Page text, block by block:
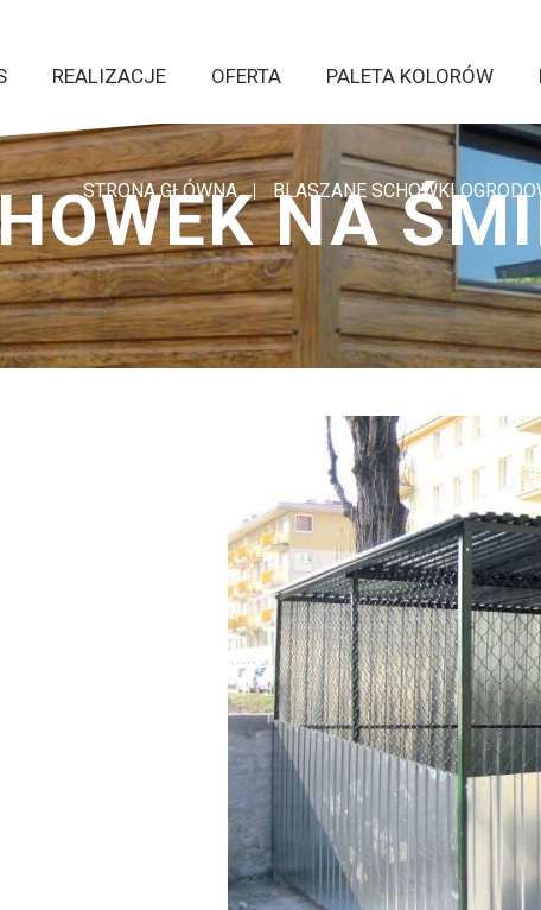
REALIZACJE OFERTA PALETA KOLORÓW
NA
STRONA GŁÓWNA BLASZANE SCHOWKI